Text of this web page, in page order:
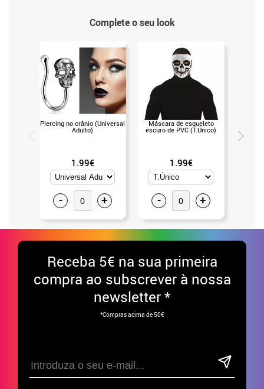
Complete o seu look
Piercing no crânio (Universal
Adulto)
1.99€
- +
Máscara de esqueleto
escuro de PVC (T.Único)
1.99€
- +
Receba 5€ na sua primeira
compra ao subscrever à nossa
newsletter *
*Compras acima de 50€